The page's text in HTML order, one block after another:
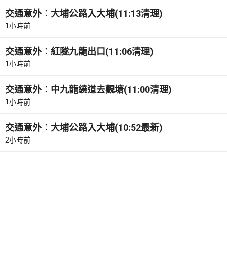
交通意外︰大埔公路入大埔(11:13清理)
1小時前
交通意外︰紅隧九龍出口(11:06清理)
1小時前
交通意外︰中九龍繞道去觀塘(11:00清理)
1小時前
交通意外︰大埔公路入大埔(10:52最新)
2小時前